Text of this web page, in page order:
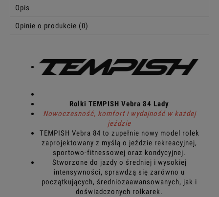
Opis
Opinie o produkcie (0)
Rolki TEMPISH Vebra 84 Lady
Nowoczesność, komfort i wydajność w każdej
jeździe
TEMPISH Vebra 84 to zupełnie nowy model rolek
zaprojektowany z myślą o jeździe rekreacyjnej,
sportowo-fitnessowej oraz kondycyjnej.
Stworzone do jazdy o średniej i wysokiej
intensywności, sprawdzą się zarówno u
początkujących, średniozaawansowanych, jak i
doświadczonych rolkarek.